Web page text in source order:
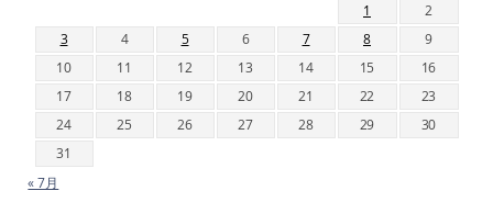
1
2
3
4 5 6 7 8
9
10
11 12 13 14 15
16
17
18 19 20 21 22
23
24
25 26 27 28 29
30
31
« 7月